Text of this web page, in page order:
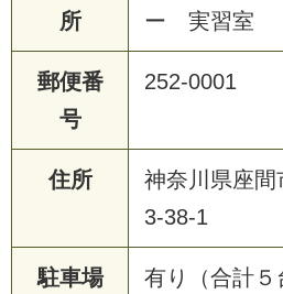
所 ー 実習室
郵便番
号
252-0001
住所
神奈川県座間
3-38-1
駐車場
有り（合計５